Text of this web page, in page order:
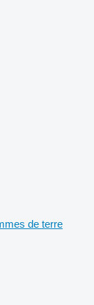
de terre